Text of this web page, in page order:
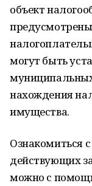
объект
могут быть
нахождения
имущества.
Ознакомиться
действующих
можно с